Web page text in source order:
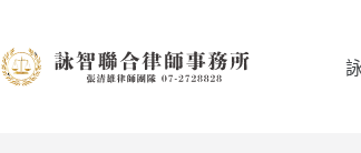
主